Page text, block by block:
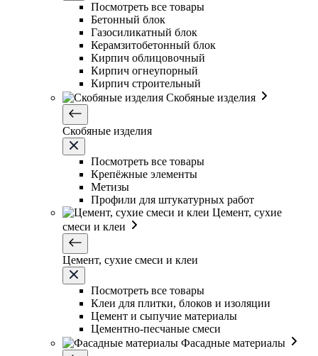
Посмотреть все товары
Бетонный блок
Газосиликатный блок
Керамзитобетонный блок
Кирпич облицовочный
Кирпич огнеупорный
Кирпич строительный
Скобяные изделия
Скобяные изделия
Посмотреть все товары
Крепёжные элементы
Метизы
Профили для штукатурных работ
Цемент, сухие
смеси и клеи
Цемент, сухие смеси и клеи
Посмотреть все товары
Клеи для плитки, блоков и изоляции
Цемент и сыпучие материалы
Цементно-песчаные смеси
Фасадные материалы